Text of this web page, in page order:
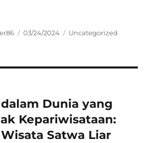
Posted
03/24/2024 Categories
Uncategorized
Dunia yang
Kepariwisataan:
Satwa Liar